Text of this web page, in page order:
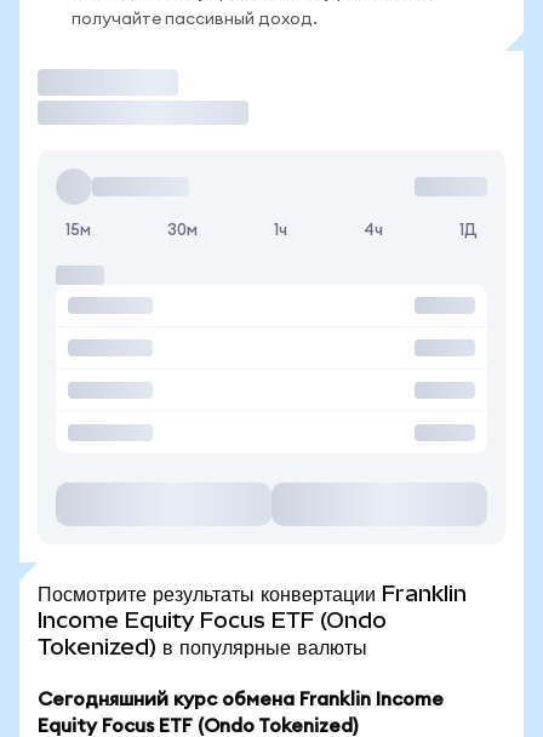
получайте пассивный доход.
15м 30м 1ч 4ч 1Д
Посмотрите результаты конвертации Franklin
Income Equity Focus ETF (Ondo
Tokenized) в популярные валюты
Сегодняшний курс обмена Franklin Income
Equity Focus ETF (Ondo Tokenized)